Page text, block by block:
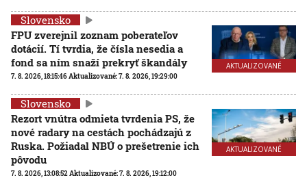
AKTUALIZOVANÉ
Slovensko
FPU zverejnil zoznam poberateľov
dotácií. Tí tvrdia, že čísla nesedia a
fond sa ním snaží prekryť škandály
7. 8. 2026, 18:15:46Aktualizované:7. 8. 2026, 19:29:00
AKTUALIZOVANÉ
Slovensko
Rezort vnútra odmieta tvrdenia PS, že
nové radary na cestách pochádzajú z
Ruska. Požiadal NBÚ o prešetrenie ich
pôvodu
7. 8. 2026, 13:08:52Aktualizované:7. 8. 2026, 19:12:00